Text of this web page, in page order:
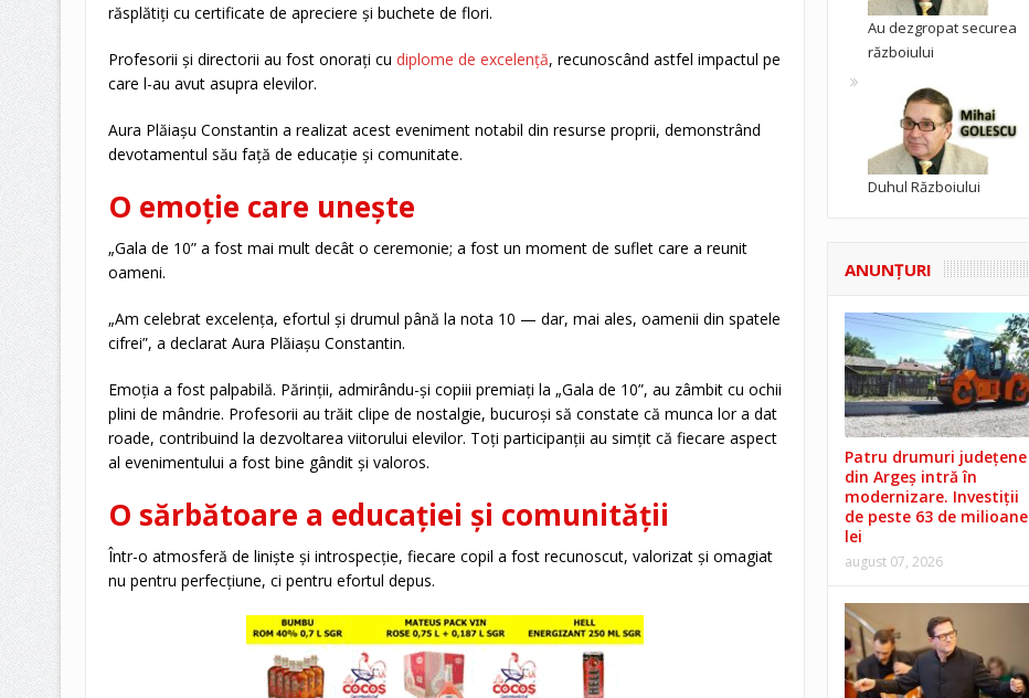
răsplătiți cu certificate de apreciere și buchete de flori.
Profesorii și directorii au fost onorați cu diplome de excelență, recunoscând astfel impactul pe
care l-au avut asupra elevilor.
Aura Plăiașu Constantin a realizat acest eveniment notabil din resurse proprii, demonstrând
devotamentul său față de educație și comunitate.
O emoție care unește
„Gala de 10” a fost mai mult decât o ceremonie; a fost un moment de suflet care a reunit
oameni.
„Am celebrat excelența, efortul și drumul până la nota 10 — dar, mai ales, oamenii din spatele
cifrei”, a declarat Aura Plăiașu Constantin.
Emoția a fost palpabilă. Părinții, admirându-și copiii premiați la „Gala de 10”, au zâmbit cu ochii
plini de mândrie. Profesorii au trăit clipe de nostalgie, bucuroși să constate că munca lor a dat
roade, contribuind la dezvoltarea viitorului elevilor. Toți participanții au simțit că fiecare aspect
al evenimentului a fost bine gândit și valoros.
O sărbătoare a educației și comunității
Într-o atmosferă de liniște și introspecție, fiecare copil a fost recunoscut, valorizat și omagiat
nu pentru perfecțiune, ci pentru efortul depus.
Au dezgropat securea
războiului
Duhul Războiului
ANUNŢURI
Patru drumuri județene
din Argeș intră în
modernizare. Investiții
de peste 63 de milioane
lei
august 07, 2026